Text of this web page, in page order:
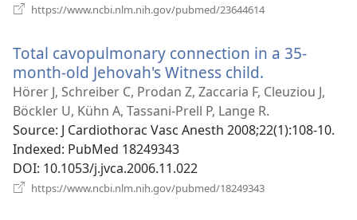
https://www.ncbi.nlm.nih.gov/pubmed/23644614
вікні)
Total cavopulmonary connection in a 35-
month-old Jehovah's Witness child.
у
новому
вікні)
Hörer J, Schreiber C, Prodan Z, Zaccaria F, Cleuziou J,
Böckler U, Kühn A, Tassani-Prell P, Lange R.
Source‎: J Cardiothorac Vasc Anesth 2008;22(1):108-10.
Indexed‎: PubMed 18249343
DOI‎: 10.1053/j.jvca.2006.11.022
https://www.ncbi.nlm.nih.gov/pubmed/18249343